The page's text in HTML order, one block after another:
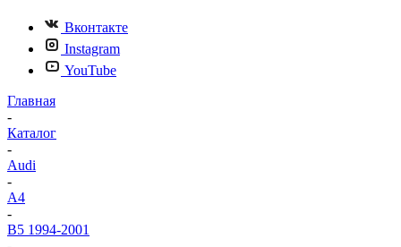
Вконтакте
Instagram
YouTube
Главная
-
Каталог
-
Audi
-
A4
-
B5 1994-2001